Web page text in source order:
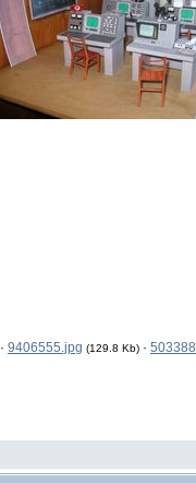
· 9406555.jpg (129.8 Kb) ·